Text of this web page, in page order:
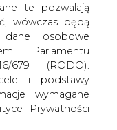
te pozwalają
wówczas będą
osobowe
Parlamentu
679 (RODO).
i podstawy
wymagane
Prywatności